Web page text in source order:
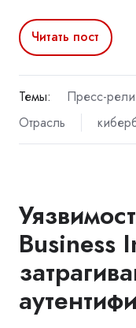
Читать пост
Темы: Пресс-
Отрасль
Business